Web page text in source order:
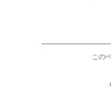
この